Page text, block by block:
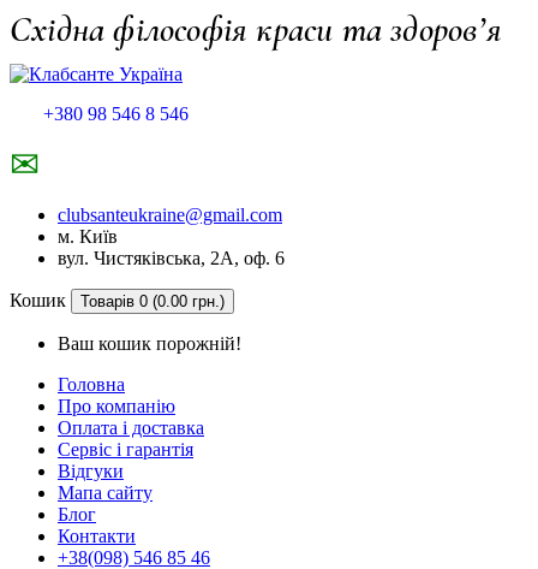
Східна філософія краси та здоров’я
+380 98 546 8 546
✉
clubsanteukraine@gmail.com
м. Київ
вул. Чистяківська, 2А, оф. 6
Кошик Товарів 0 (0.00 грн.)
Ваш кошик порожній!
Головна
Про компанію
Оплата і доставка
Сервіс і гарантія
Відгуки
Мапа сайту
Блог
Контакти
+38(098) 546 85 46